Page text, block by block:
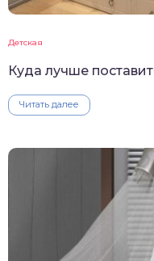
Детская
Куда лучше
Читать далее